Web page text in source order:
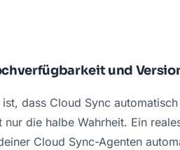
und
ist, dass Cloud Sync
nur die halbe Wahrheit. Ein
Cloud Sync-Agenten